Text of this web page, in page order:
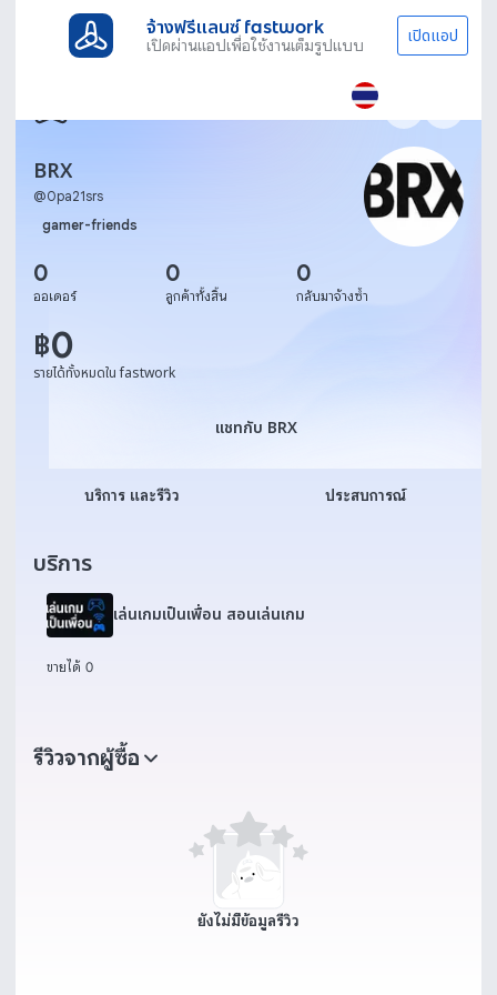
จ้างฟรีแลนซ์ fastwork
เปิดผ่านแอปเพื่อใช้งานเต็มรูปแบบ เปิดแอป
BRX
@0pa21srs
gamer-friends
0
ออเดอร์
0
ลูกค้าทั้งสิ้น
0
กลับมาจ้างซ้ำ
฿0
รายได้ทั้งหมดใน fastwork
แชทกับ BRX
บริการ และรีวิว ประสบการณ์
บริการ
เล่นเกมเป็นเพื่อน สอนเล่นเกม
ขายได้ 0
รีวิวจากผู้ซื้อ
ยังไม่มีข้อมูลรีวิว